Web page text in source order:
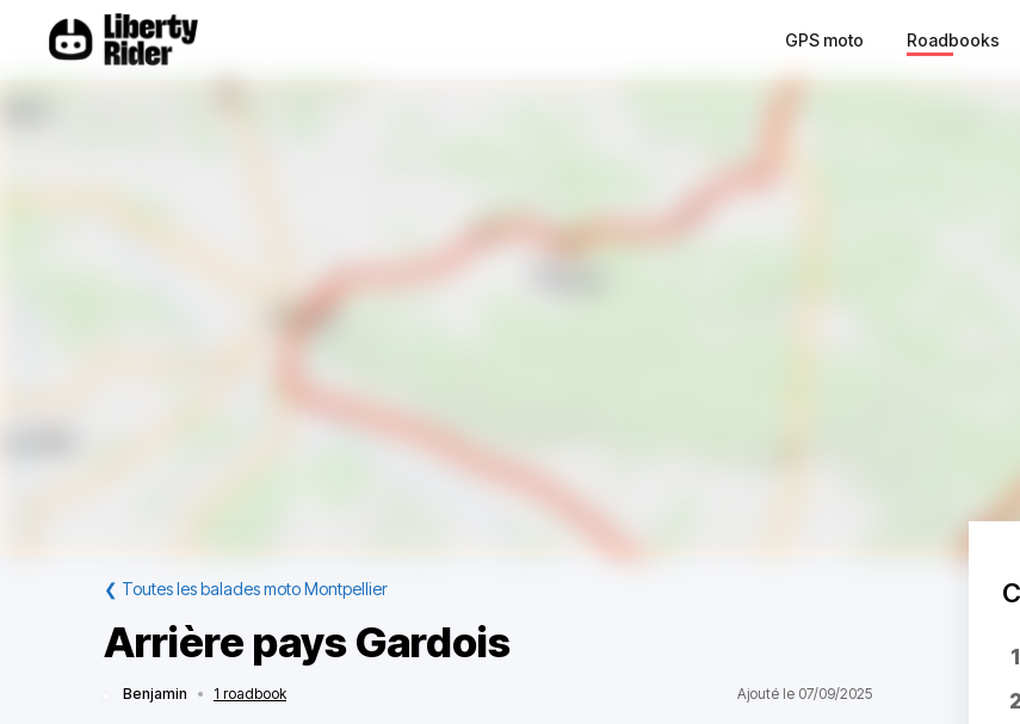
GPS moto Roadbooks
❮ Toutes les balades moto Montpellier
Arrière pays Gardois
Benjamin • 1 roadbook Ajouté le 07/09/2025